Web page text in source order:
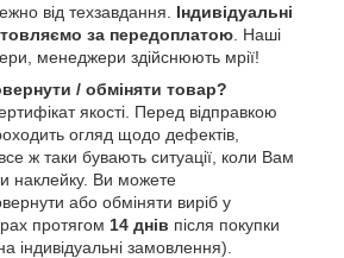
від техзавдання. Індивідуальні
за передоплатою . Наші
менеджери здійснюють мрії!
/ обміняти товар?
якості. Перед відправкою
огляд щодо дефектів,
ж таки бувають ситуації, коли Вам
наклейку. Ви можете
або обміняти виріб у
протягом 14 днів після покупки
індивідуальні замовлення).